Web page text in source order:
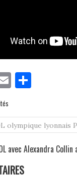
E
m
ail ag
er
olympique lyonnais
avec Alexandra